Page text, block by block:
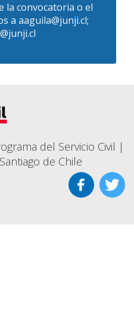
la convocatoria o el
a aaguila@junji.cl;
del Servicio Civil |
de Chile